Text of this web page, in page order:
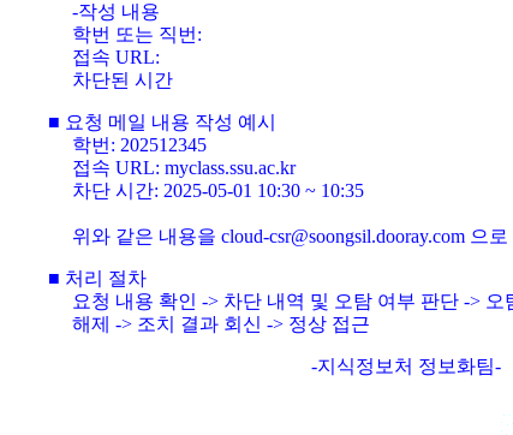
-작성 내용
학번 또는 직번:
접속 URL:
차단된 시간
■ 요청 메일 내용 작성 예시
학번: 202512345
접속 URL: myclass.ssu.ac.kr
차단 시간: 2025-05-01 10:30 ~ 10:35
위와 같은 내용을 cloud-csr@soongsil.dooray.com 으
■ 처리 절차
요청 내용 확인 -> 차단 내역 및 오탐 여부 판단 ->
해제 -> 조치 결과 회신 -> 정상 접근
-지식정보처 정보화팀-